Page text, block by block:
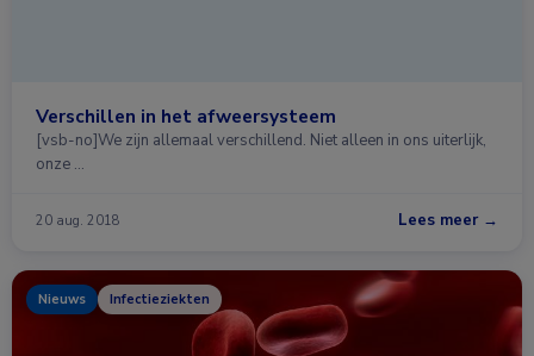
Verschillen in het afweersysteem
[vsb-no]We zijn allemaal verschillend. Niet alleen in ons uiterlijk,
onze …
20 aug. 2018 Lees meer →
Nieuws Infectieziekten